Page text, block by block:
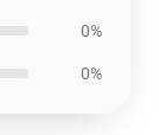
0%
0%